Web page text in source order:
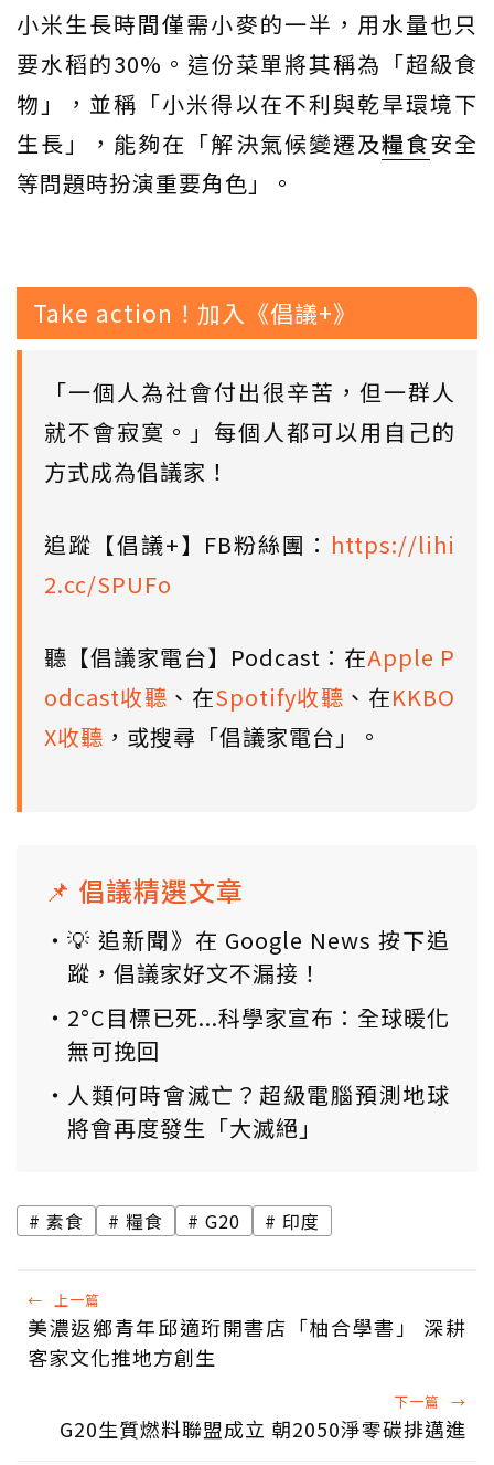
小米生長時間僅需小麥的一半，用水量也只
要水稻的30%。這份菜單將其稱為「超級食
物」，並稱「小米得以在不利與乾旱環境下
生長」，能夠在「解決氣候變遷及糧食安全
等問題時扮演重要角色」。
Take action！加入《倡議+》
「一個人為社會付出很辛苦，但一群人
就不會寂寞。」每個人都可以用自己的
方式成為倡議家！
追蹤【倡議+】FB粉絲團： https://lihi
2.cc/SPUFo
聽【倡議家電台】Podcast：在Apple P
odcast收聽 、在Spotify收聽 、在KKBO
X收聽 ，或搜尋「倡議家電台」。
📌 倡議精選文章
💡 追新聞》在 Google News 按下追
蹤，倡議家好文不漏接！
2°C目標已死...科學家宣布：全球暖化
無可挽回
人類何時會滅亡？超級電腦預測地球
將會再度發生「大滅絕」
素食 糧食 G20 印度
← 上一篇
美濃返鄉青年邱適珩開書店「柚合學書」 深耕
客家文化推地方創生
下一篇 →
G20生質燃料聯盟成立 朝2050淨零碳排邁進